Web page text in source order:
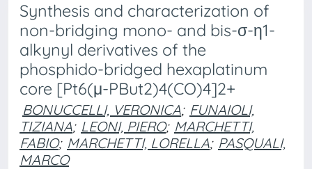
Synthesis and characterization of
non-bridging mono- and bis-σ-η1-
alkynyl derivatives of the
phosphido-bridged hexaplatinum
core [Pt6(μ-PBut2)4(CO)4]2+
BONUCCELLI, VERONICA; FUNAIOLI,
TIZIANA; LEONI, PIERO; MARCHETTI,
FABIO; MARCHETTI, LORELLA; PASQUALI,
MARCO